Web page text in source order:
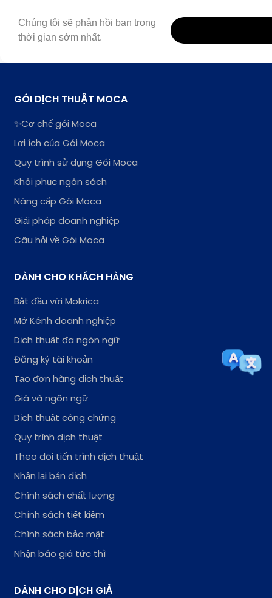
Chúng tôi sẽ phản hồi bạn trong
thời gian sớm nhất.
GÓI DỊCH THUẬT MOCA
✨Cơ chế gói Moca
Lợi ích của Gói Moca
Quy trình sử dụng Gói Moca
Khôi phục ngân sách
Nâng cấp Gói Moca
Giải pháp doanh nghiệp
Câu hỏi về Gói Moca
DÀNH CHO KHÁCH HÀNG
Bắt đầu với Mokrica
Mở Kênh doanh nghiệp
Dịch thuật đa ngôn ngữ
Đăng ký tài khoản
Tạo đơn hàng dịch thuật
Giá và ngôn ngữ
Dịch thuật công chứng
Quy trình dịch thuật
Theo dõi tiến trình dịch thuật
Nhận lại bản dịch
Chính sách chất lượng
Chính sách tiết kiệm
Chính sách bảo mật
Nhận báo giá tức thì
DÀNH CHO DỊCH GIẢ